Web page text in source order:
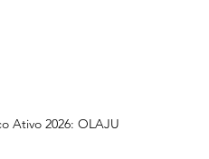
Ativo 2026: OLAJU